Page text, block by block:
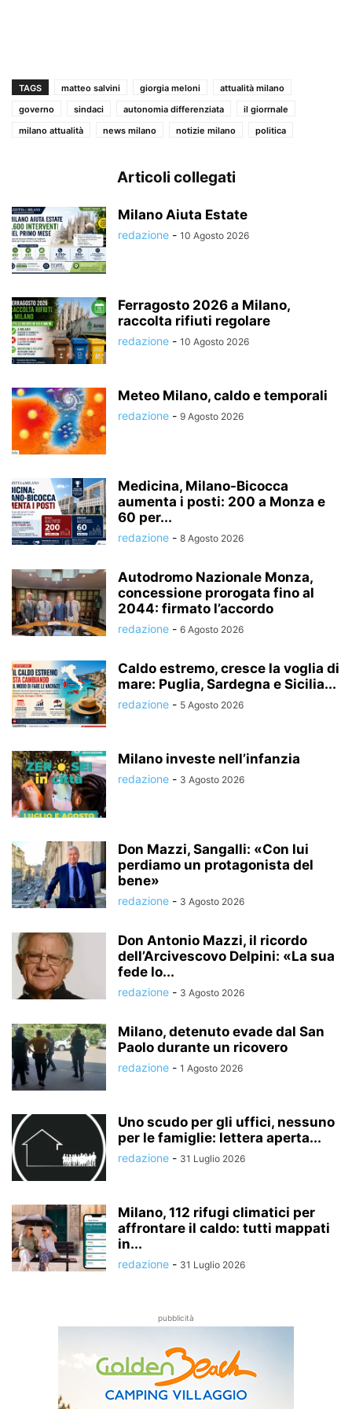
TAGS matteo salvini giorgia meloni
attualità milano
governo
sindaci autonomia differenziata
il giorrnale
milano attualità
news milano notizie milano politica
Articoli collegati
Milano Aiuta Estate
redazione - 10 Agosto 2026
Ferragosto 2026 a Milano,
raccolta rifiuti regolare
redazione - 10 Agosto 2026
Meteo Milano, caldo e temporali
redazione - 9 Agosto 2026
Medicina, Milano-Bicocca
aumenta i posti: 200 a Monza e
60 per...
redazione - 8 Agosto 2026
Autodromo Nazionale Monza,
concessione prorogata fino al
2044: firmato l’accordo
redazione - 6 Agosto 2026
Caldo estremo, cresce la voglia di
mare: Puglia, Sardegna e Sicilia...
redazione - 5 Agosto 2026
Milano investe nell’infanzia
redazione - 3 Agosto 2026
Don Mazzi, Sangalli: «Con lui
perdiamo un protagonista del
bene»
redazione - 3 Agosto 2026
Don Antonio Mazzi, il ricordo
dell’Arcivescovo Delpini: «La sua
fede lo...
redazione - 3 Agosto 2026
Milano, detenuto evade dal San
Paolo durante un ricovero
redazione - 1 Agosto 2026
Uno scudo per gli uffici, nessuno
per le famiglie: lettera aperta...
redazione - 31 Luglio 2026
Milano, 112 rifugi climatici per
affrontare il caldo: tutti mappati
in...
redazione - 31 Luglio 2026
pubblicità